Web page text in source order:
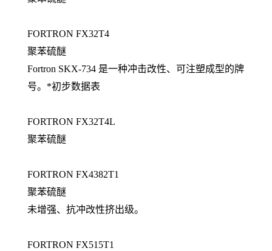
FORTRON FX32T4
聚苯硫醚
Fortron SKX-734 是一种冲击改性、可注塑成型的牌
号。*初步数据表
FORTRON FX32T4L
聚苯硫醚
FORTRON FX4382T1
聚苯硫醚
未增强、抗冲改性挤出级。
FORTRON FX515T1